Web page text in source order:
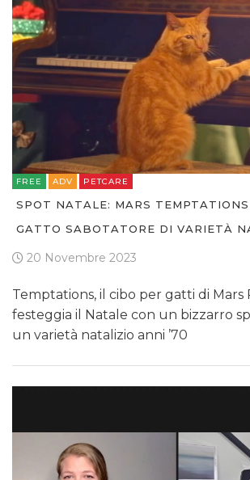
FREE ADV PETCARE
SPOT NATALE: MARS TEMPTATIONS
GATTO SABOTATORE DI VARIETÀ
20 Novembre 2023
Temptations, il cibo per gatti di Mars
festeggia il Natale con un bizzarro
un varietà natalizio anni ’70